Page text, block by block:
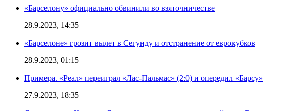
«Барселону» официально обвинили во взяточничестве
28.9.2023, 14:35
«Барселоне» грозит вылет в Сегунду и отстранение от еврокубков
28.9.2023, 01:15
Примера. «Реал» переиграл «Лас-Пальмас» (2:0) и опередил «Барсу»
27.9.2023, 18:35